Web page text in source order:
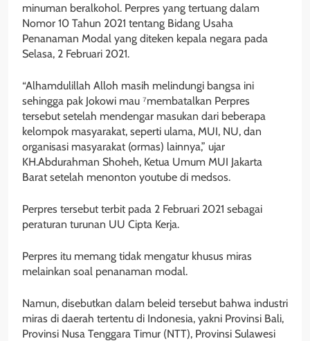
minuman beralkohol. Perpres yang tertuang dalam
Nomor 10 Tahun 2021 tentang Bidang Usaha
Penanaman Modal yang diteken kepala negara pada
Selasa, 2 Februari 2021.
“Alhamdulillah Alloh masih melindungi bangsa ini
sehingga pak Jokowi mau ⁷membatalkan Perpres
tersebut setelah mendengar masukan dari beberapa
kelompok masyarakat, seperti ulama, MUI, NU, dan
organisasi masyarakat (ormas) lainnya,” ujar
KH.Abdurahman Shoheh, Ketua Umum MUI Jakarta
Barat setelah menonton youtube di medsos.
Perpres tersebut terbit pada 2 Februari 2021 sebagai
peraturan turunan UU Cipta Kerja.
Perpres itu memang tidak mengatur khusus miras
melainkan soal penanaman modal.
Namun, disebutkan dalam beleid tersebut bahwa industri
miras di daerah tertentu di Indonesia, yakni Provinsi Bali,
Provinsi Nusa Tenggara Timur (NTT), Provinsi Sulawesi